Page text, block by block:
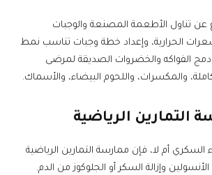
عن تناول الأطعمة المصنعة والوجبات
الحرارية، وإعداد خطة وجبات تناسب نمط
دمج الفواكه والخضروات الصديقة لمرضى
والمكسرات، واللحوم البيضاء، والأسماك.
التمارين الرياضية
أم لا، فإن ممارسة التمارين الرياضية
وإزالة السكر أو الجلوكوز من الدم.